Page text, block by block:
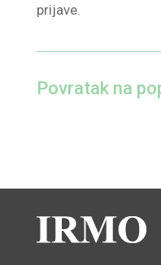
prijave.
Povratak na